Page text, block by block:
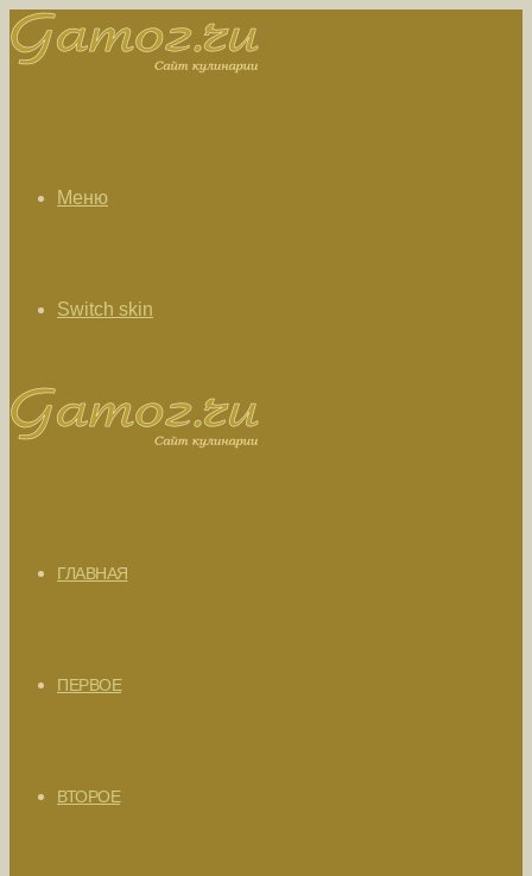
Меню
Switch skin
ГЛАВНАЯ
ПЕРВОЕ
ВТОРОЕ